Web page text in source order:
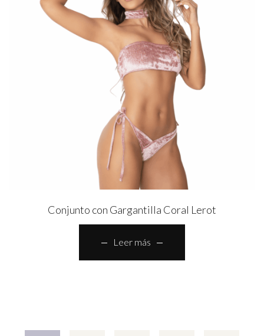
Conjunto con Gargantilla Coral Lerot
Leer más